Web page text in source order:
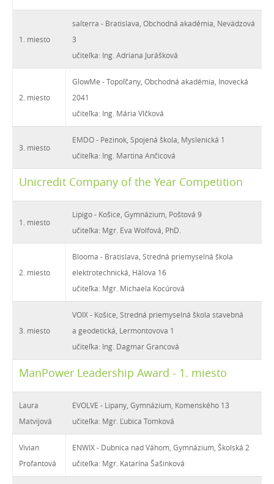
1. miesto
salterra - Bratislava, Obchodná akadémia, Nevädzová
3
učiteľka: Ing. Adriana Jurášková
2. miesto
GlowMe - Topoľčany, Obchodná akadémia, Inovecká
2041
učiteľka: Ing. Mária Vlčková
3. miesto
EMDO - Pezinok, Spojená škola, Myslenická 1
učiteľka: Ing. Martina Ančicová
Unicredit Company of the Year Competition
1. miesto
Lipigo - Košice, Gymnázium, Poštová 9
učiteľka: Mgr. Eva Wolfová, PhD.
2. miesto
Blooma - Bratislava, Stredná priemyselná škola
elektrotechnická, Hálova 16
učiteľka: Mgr. Michaela Kocúrová
3. miesto
VOIX - Košice, Stredná priemyselná škola stavebná
a geodetická, Lermontovova 1
učiteľka: Ing. Dagmar Grancová
ManPower Leadership Award - 1. miesto
Laura
Matvijová
EVOLVE - Lipany, Gymnázium, Komenského 13
učiteľka: Mgr. Ľubica Tomková
Vivian
Profantová
ENWIX - Dubnica nad Váhom, Gymnázium, Školská 2
učiteľka: Mgr. Katarína Šašinková